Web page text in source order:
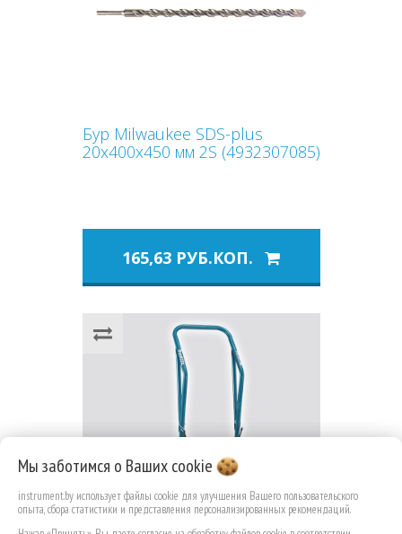
Бур Milwaukee SDS-plus
20х400х450 мм 2S (4932307085)
165,63 РУБ.КОП.
Мы заботимся о Вашихcookie
instrument.by использует файлы cookie для улучшения Вашего пользовательского
опыта, сбора статистики и представления персонализированных рекомендаций.